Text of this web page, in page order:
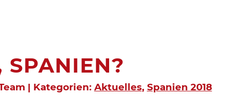
SPANIEN?
| Kategorien: Aktuelles, Spanien 2018